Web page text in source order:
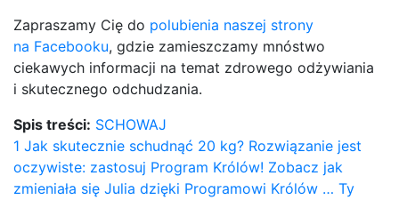
Zapraszamy Cię do polubienia naszej strony
na Facebooku, gdzie zamieszczamy mnóstwo
ciekawych informacji na temat zdrowego odżywiania
i skutecznego odchudzania.
Spis treści: SCHOWAJ
1 Jak skutecznie schudnąć 20 kg? Rozwiązanie jest
oczywiste: zastosuj Program Królów! Zobacz jak
zmieniała się Julia dzięki Programowi Królów … Ty